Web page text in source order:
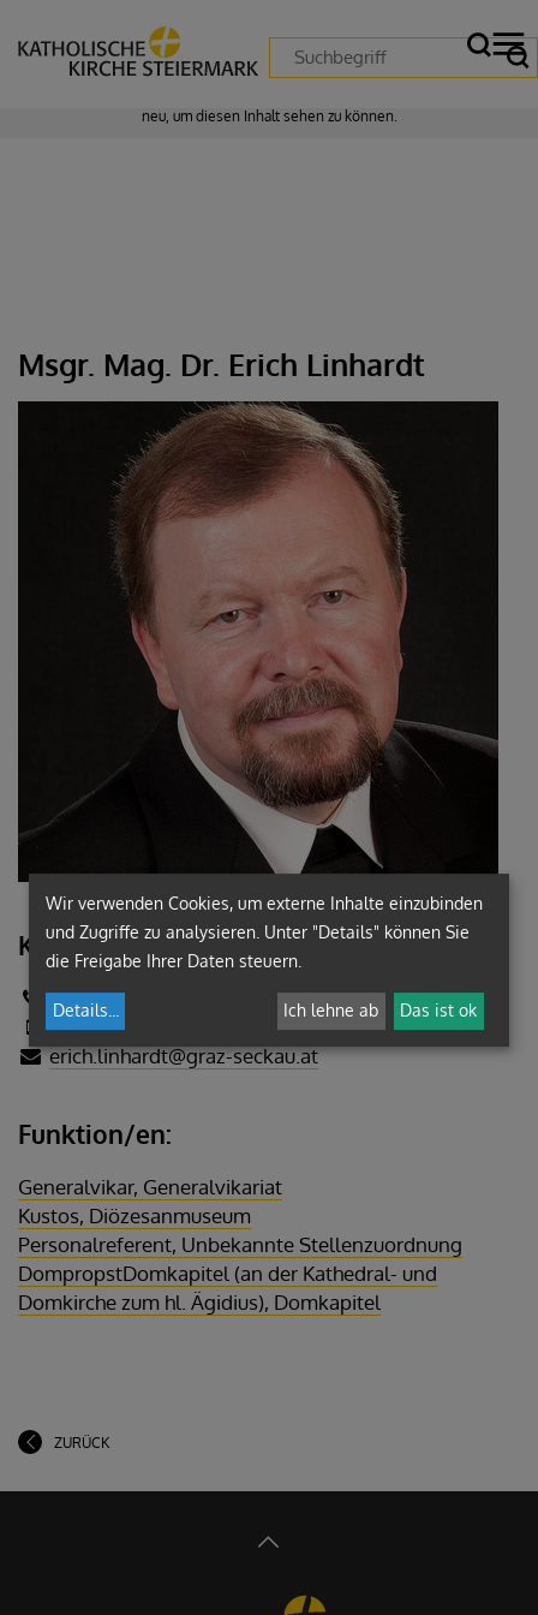
Zustimmung erforderlich!
neu, um diesen Inhalt sehen zu können.
Msgr. Mag. Dr. Erich Linhardt
Kontakt:
+43 (316) 8041-207
+43 (676) 8742-2207
erich.linhardt@graz-seckau.at
Funktion/en:
Generalvikar, Generalvikariat
Kustos, Diözesanmuseum
Personalreferent, Unbekannte Stellenzuordnung
DompropstDomkapitel (an der Kathedral- und
Domkirche zum hl. Ägidius), Domkapitel
ZURÜCK
Wir verwenden Cookies, um externe Inhalte einzubinden
und Zugriffe zu analysieren. Unter "Details" können Sie
die Freigabe Ihrer Daten steuern.
Details Ich lehne ab Das ist ok